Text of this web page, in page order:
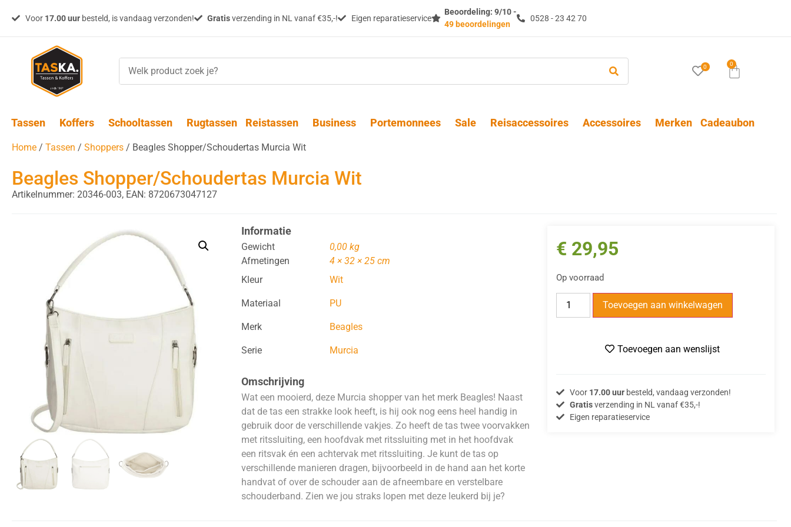
Voor 17.00 uurbesteld, is vandaag verzonden! Gratisverzending in NL vanaf €35,-! Eigen reparatieservice
Beoordeling: 9/10 -
49 beoordelingen
0528 - 23 42 70
0 0
Tassen Koffers Schooltassen Rugtassen Reistassen Business Portemonnees Sale Reisaccessoires Accessoires Merken Cadeaubon
Home / Tassen / Shoppers / Beagles Shopper/Schoudertas Murcia Wit
Beagles Shopper/Schoudertas Murcia Wit
Artikelnummer: 20346-003, EAN: 8720673047127
Informatie
Gewicht
0,00 kg
Afmetingen
4 × 32 × 25 cm
Kleur
Wit
Materiaal PU
Merk Beagles
Serie Murcia
Omschrijving
Wat een mooierd, deze Murcia shopper van het merk Beagles! Naast
dat de tas een strakke look heeft, is hij ook nog eens heel handig in
gebruik door de verschillende vakjes. Zo heeft de tas twee voorvakken
met ritssluiting, een hoofdvak met ritssluiting met in het hoofdvak
een ritsvak én een achtervak met ritssluiting. Je kunt de tas op
verschillende manieren dragen, bijvoorbeeld in de hand aan het korte
handvat of over de schouder aan de afneembare en verstelbare
schouderband. Zien we jou straks lopen met deze leukerd bij je?
€ 29,95
Op voorraad
Toevoegen aan winkelwagen
Toevoegen aan wenslijst
Voor 17.00 uurbesteld, vandaag verzonden!
Gratisverzending in NL vanaf €35,-!
Eigen reparatieservice